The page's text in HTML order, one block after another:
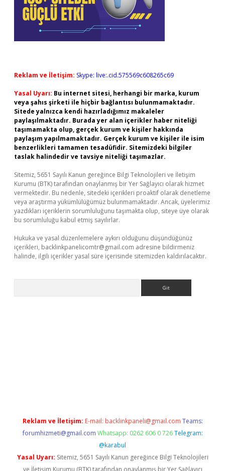
Reklam ve İletişim: Skype: live:.cid.575569c608265c69
Yasal Uyarı: Bu internet sitesi, herhangi bir marka, kurum
veya şahıs şirketi ile hiçbir bağlantısı bulunmamaktadır.
Sitede yalnızca kendi hazırladığımız makaleler
paylaşılmaktadır. Burada yer alan içerikler haber niteliği
taşımamakta olup, gerçek kurum ve kişiler hakkında
paylaşım yapılmamaktadır. Gerçek kurum ve kişiler ile isim
benzerlikleri tamamen tesadüfidir. Sitemizdeki bilgiler
taslak halindedir ve tavsiye niteliği taşımazlar.
Sitemiz, 5651 Sayılı Kanun gereğince Bilgi Teknolojileri ve İletişim
Kurumu (BTK) tarafından onaylanmış bir Yer Sağlayıcı olarak hizmet
vermektedir. Bu nedenle, sitedeki içerikleri proaktif olarak denetleme
veya araştırma yükümlülüğümüz bulunmamaktadır. Ancak, üyelerimiz
yazdıkları içeriklerin sorumluluğunu taşımakta olup, siteye üye olarak
bu sorumluluğu kabul etmiş sayılırlar.
Hukuka ve yasal düzenlemelere aykırı olduğunu düşündüğünüz
içerikleri, backlinkpanelicomtr@gmail.com adresine bildirmeniz
halinde, ilgili içerikler yasal süre içerisinde sitemizden kaldırılacaktır.
Reklam ve İletişim: E-mail: backlinkpaneli@gmail.com Teams:
forumhizmeti@gmail.com Whatsapp: 0262 606 0 726 Telegram:
@karabul
Yasal Uyarı: Sitemiz, 5651 Sayılı Kanun gereğince Bilgi Teknolojileri
ve İletişim Kurumu (BTK) tarafından onaylanmış bir Yer Sağlayıcı